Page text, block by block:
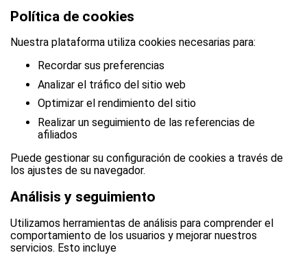
Política de cookies
Nuestra plataforma utiliza cookies necesarias para:
Recordar sus preferencias
Analizar el tráfico del sitio web
Optimizar el rendimiento del sitio
Realizar un seguimiento de las referencias de
afiliados
Puede gestionar su configuración de cookies a través de
los ajustes de su navegador.
Análisis y seguimiento
Utilizamos herramientas de análisis para comprender el
comportamiento de los usuarios y mejorar nuestros
servicios. Esto incluye